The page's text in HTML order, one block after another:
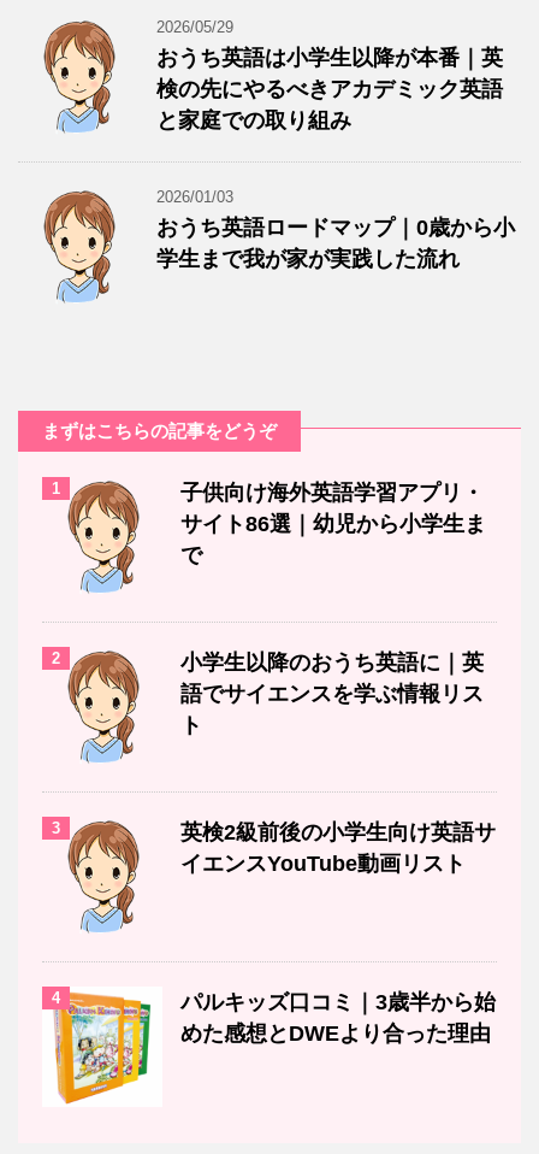
2026/05/29
おうち英語は小学生以降が本番｜英
検の先にやるべきアカデミック英語
と家庭での取り組み
2026/01/03
おうち英語ロードマップ｜0歳から小
学生まで我が家が実践した流れ
まずはこちらの記事をどうぞ
1
子供向け海外英語学習アプリ・
サイト86選｜幼児から小学生ま
で
2
小学生以降のおうち英語に｜英
語でサイエンスを学ぶ情報リス
ト
3
英検2級前後の小学生向け英語サ
イエンスYouTube動画リスト
4
パルキッズ口コミ｜3歳半から始
めた感想とDWEより合った理由